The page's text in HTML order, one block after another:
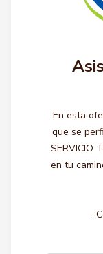
En esta
que se
SERVICIO
en tu
-